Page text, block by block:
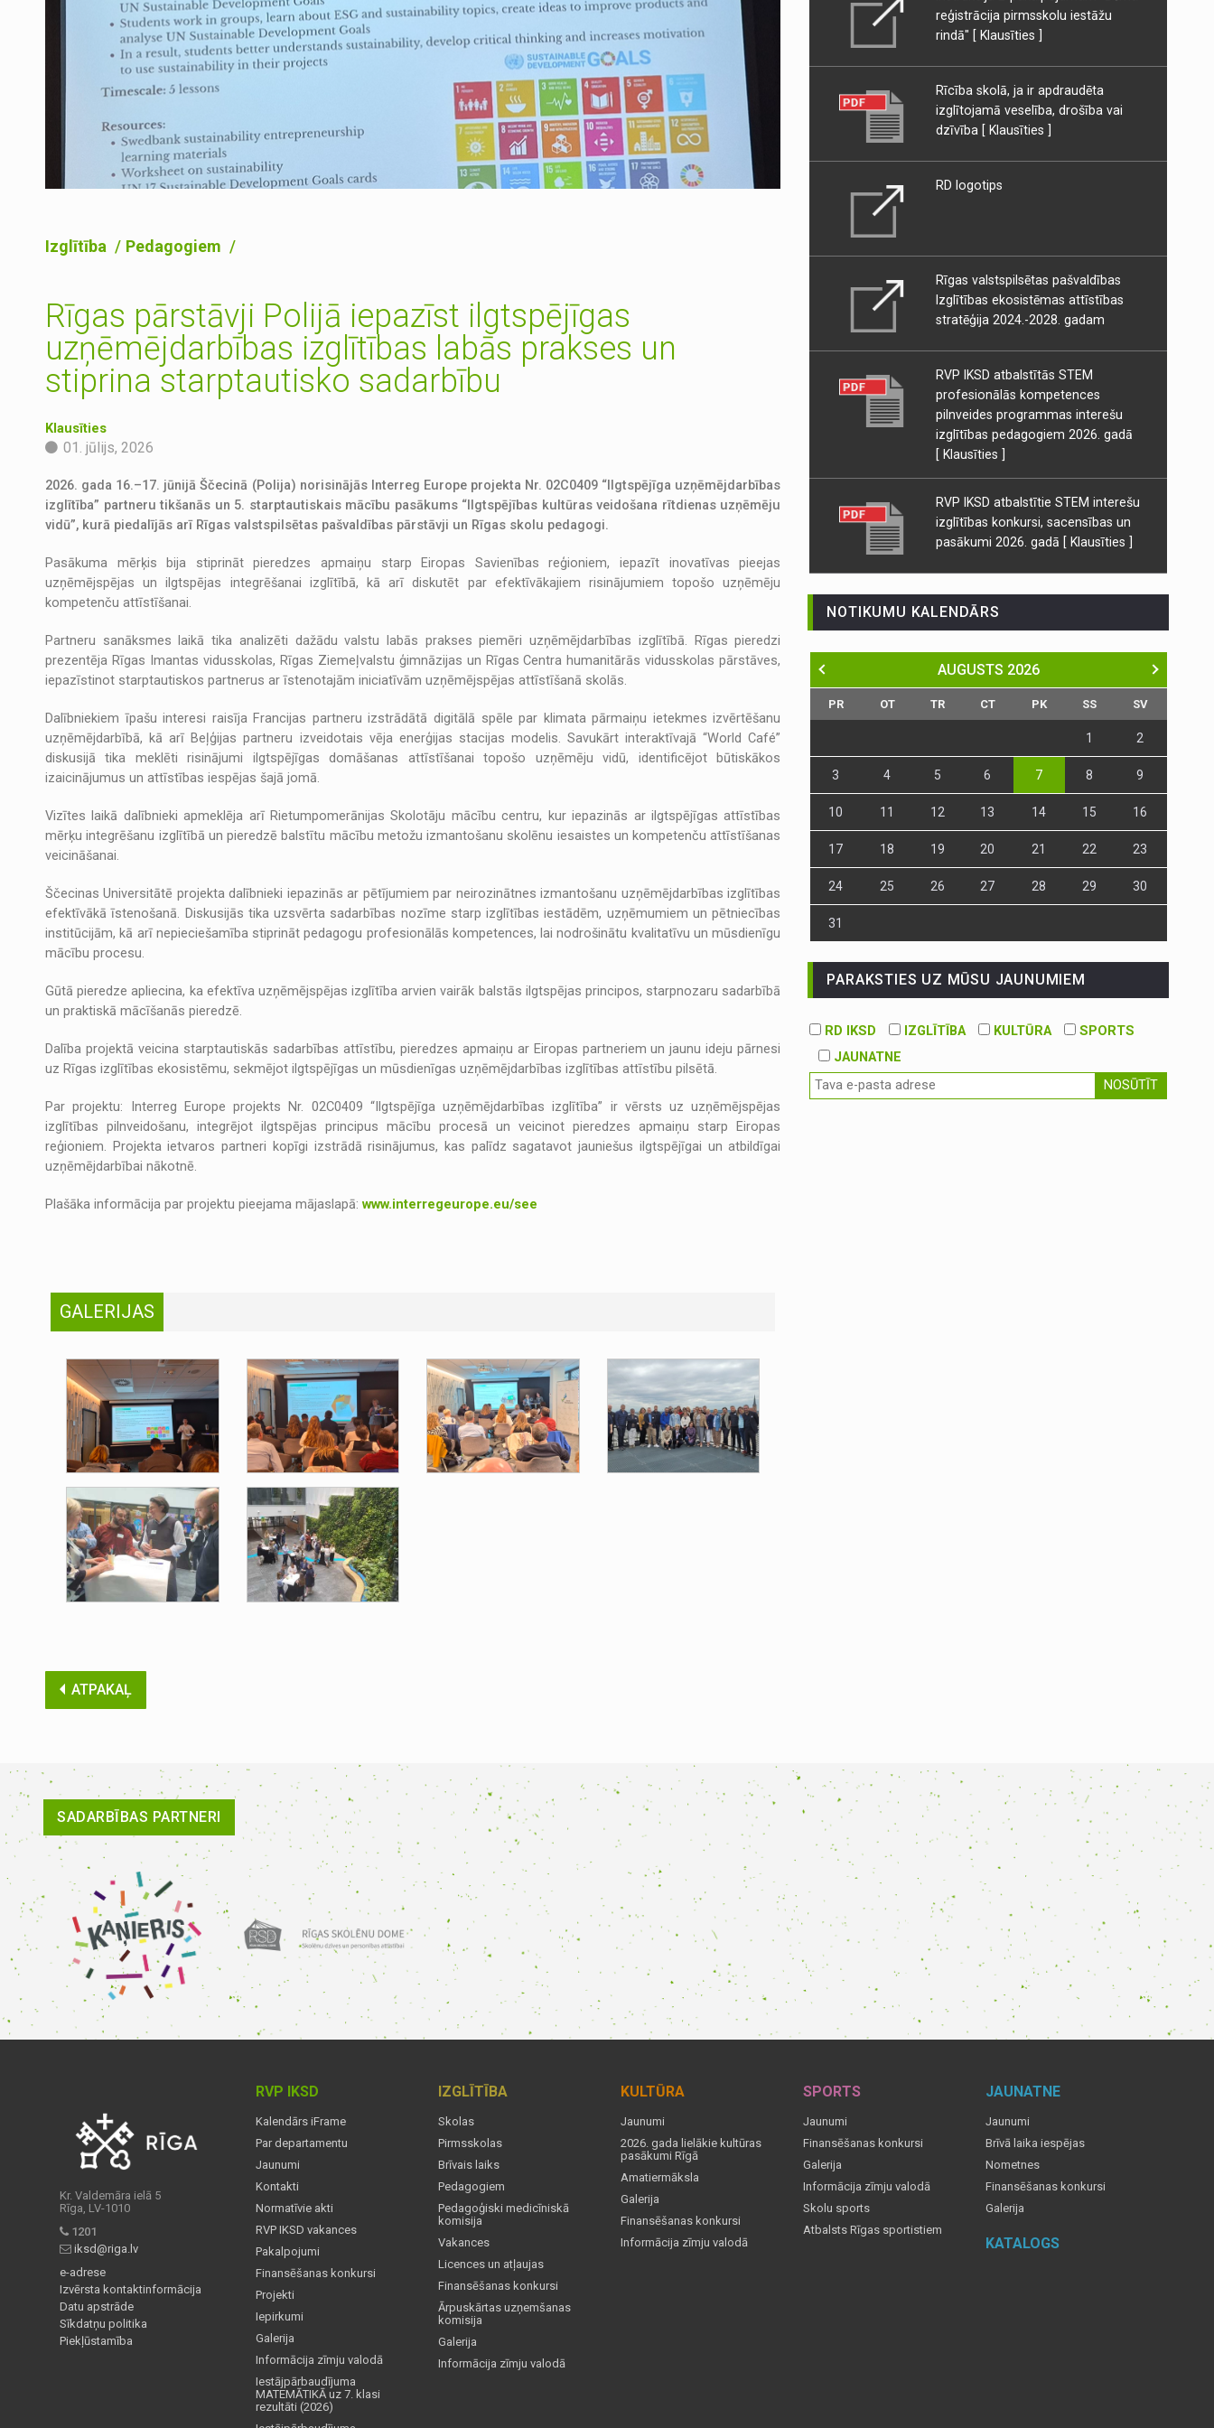
Izglītība Pedagogiem
Rīgas pārstāvji Polijā iepazīst ilgtspējīgas
uzņēmējdarbības izglītības labās prakses un
stiprina starptautisko sadarbību
Klausīties
01. jūlijs, 2026
2026. gada 16.–17. jūnijā Ščecinā (Polija) norisinājās Interreg Europe projekta Nr. 02C0409 “Ilgtspējīga uzņēmējdarbības
izglītība” partneru tikšanās un 5. starptautiskais mācību pasākums “Ilgtspējības kultūras veidošana rītdienas uzņēmēju
vidū”, kurā piedalījās arī Rīgas valstspilsētas pašvaldības pārstāvji un Rīgas skolu pedagogi.
Pasākuma mērķis bija stiprināt pieredzes apmaiņu starp Eiropas Savienības reģioniem, iepazīt inovatīvas pieejas
uzņēmējspējas un ilgtspējas integrēšanai izglītībā, kā arī diskutēt par efektīvākajiem risinājumiem topošo uzņēmēju
kompetenču attīstīšanai.
Partneru sanāksmes laikā tika analizēti dažādu valstu labās prakses piemēri uzņēmējdarbības izglītībā. Rīgas pieredzi
prezentēja Rīgas Imantas vidusskolas, Rīgas Ziemeļvalstu ģimnāzijas un Rīgas Centra humanitārās vidusskolas pārstāves,
iepazīstinot starptautiskos partnerus ar īstenotajām iniciatīvām uzņēmējspējas attīstīšanā skolās.
Dalībniekiem īpašu interesi raisīja Francijas partneru izstrādātā digitālā spēle par klimata pārmaiņu ietekmes izvērtēšanu
uzņēmējdarbībā, kā arī Beļģijas partneru izveidotais vēja enerģijas stacijas modelis. Savukārt interaktīvajā “World Café”
diskusijā tika meklēti risinājumi ilgtspējīgas domāšanas attīstīšanai topošo uzņēmēju vidū, identificējot būtiskākos
izaicinājumus un attīstības iespējas šajā jomā.
Vizītes laikā dalībnieki apmeklēja arī Rietumpomerānijas Skolotāju mācību centru, kur iepazinās ar ilgtspējīgas attīstības
mērķu integrēšanu izglītībā un pieredzē balstītu mācību metožu izmantošanu skolēnu iesaistes un kompetenču attīstīšanas
veicināšanai.
Ščecinas Universitātē projekta dalībnieki iepazinās ar pētījumiem par neirozinātnes izmantošanu uzņēmējdarbības izglītības
efektīvākā īstenošanā. Diskusijās tika uzsvērta sadarbības nozīme starp izglītības iestādēm, uzņēmumiem un pētniecības
institūcijām, kā arī nepieciešamība stiprināt pedagogu profesionālās kompetences, lai nodrošinātu kvalitatīvu un mūsdienīgu
mācību procesu.
Gūtā pieredze apliecina, ka efektīva uzņēmējspējas izglītība arvien vairāk balstās ilgtspējas principos, starpnozaru sadarbībā
un praktiskā mācīšanās pieredzē.
Dalība projektā veicina starptautiskās sadarbības attīstību, pieredzes apmaiņu ar Eiropas partneriem un jaunu ideju pārnesi
uz Rīgas izglītības ekosistēmu, sekmējot ilgtspējīgas un mūsdienīgas uzņēmējdarbības izglītības attīstību pilsētā.
Par projektu: Interreg Europe projekts Nr. 02C0409 “Ilgtspējīga uzņēmējdarbības izglītība” ir vērsts uz uzņēmējspējas
izglītības pilnveidošanu, integrējot ilgtspējas principus mācību procesā un veicinot pieredzes apmaiņu starp Eiropas
reģioniem. Projekta ietvaros partneri kopīgi izstrādā risinājumus, kas palīdz sagatavot jauniešus ilgtspējīgai un atbildīgai
uzņēmējdarbībai nākotnē.
Plašāka informācija par projektu pieejama mājaslapā: www.interregeurope.eu/see
GALERIJAS
ATPAKAĻ
reģistrācija pirmsskolu iestāžu
rindā" [ Klausīties ]
Rīcība skolā, ja ir apdraudēta
izglītojamā veselība, drošība vai
dzīvība [ Klausīties ]
RD logotips
Rīgas valstspilsētas pašvaldības
Izglītības ekosistēmas attīstības
stratēģija 2024.-2028. gadam
RVP IKSD atbalstītās STEM
profesionālās kompetences
pilnveides programmas interešu
izglītības pedagogiem 2026. gadā
[ Klausīties ]
RVP IKSD atbalstītie STEM interešu
izglītības konkursi, sacensības un
pasākumi 2026. gadā [ Klausīties ]
NOTIKUMU KALENDĀRS
AUGUSTS 2026
PR OT TR CT PK SS SV
1 2
3 4 5 6 7 8 9
10 11 12 13 14 15 16
17 18 19 20 21 22 23
24 25 26 27 28 29 30
31
PARAKSTIES UZ MŪSU JAUNUMIEM
RD IKSD IZGLĪTĪBA KULTŪRA
SPORTS
JAUNATNE
NOSŪTĪT
SADARBĪBAS PARTNERI
Kr. Valdemāra ielā 5
Rīga, LV-1010
1201
iksd@riga.lv
e-adrese
Izvērsta kontaktinformācija
Datu apstrāde
Sīkdatņu politika
Piekļūstamība
RVP IKSD
Kalendārs iFrame
Par departamentu
Jaunumi
Kontakti
Normatīvie akti
RVP IKSD vakances
Pakalpojumi
Finansēšanas konkursi
Projekti
Iepirkumi
Galerija
Informācija zīmju valodā
Iestājpārbaudījuma
MATEMĀTIKĀ uz 7. klasi
rezultāti (2026)
IZGLĪTĪBA
Skolas
Pirmsskolas
Brīvais laiks
Pedagogiem
Pedagoģiski medicīniskā
komisija
Vakances
Licences un atļaujas
Finansēšanas konkursi
Ārpuskārtas uzņemšanas
komisija
Galerija
Informācija zīmju valodā
KULTŪRA
Jaunumi
2026. gada lielākie kultūras
pasākumi Rīgā
Amatiermāksla
Galerija
Finansēšanas konkursi
Informācija zīmju valodā
SPORTS
Jaunumi
Finansēšanas konkursi
Galerija
Informācija zīmju valodā
Skolu sports
Atbalsts Rīgas sportistiem
JAUNATNE
Jaunumi
Brīvā laika iespējas
Nometnes
Finansēšanas konkursi
Galerija
KATALOGS